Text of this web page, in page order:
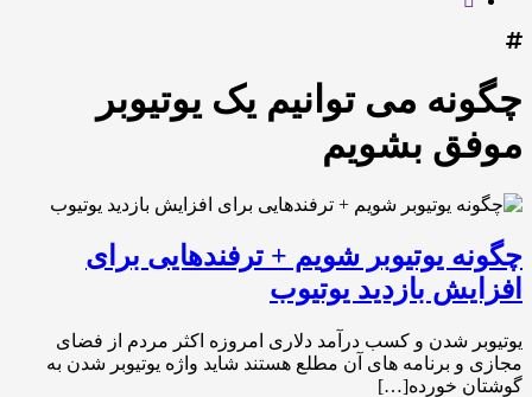
چگونه می توانیم یک یوتیوبر
موفق بشویم
چگونه یوتیوبر شویم + ترفندهایی برای
افزایش بازدید یوتیوب
یوتیوبر شدن و کسب درآمد دلاری امروزه اکثر مردم از فضای
مجازی و برنامه های آن مطلع هستند شاید واژه یوتیوبر شدن به
گوشتان خورده[…]